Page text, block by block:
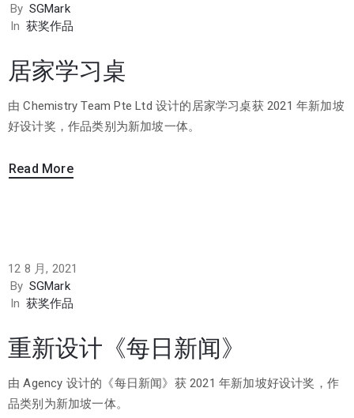
By SGMark
In 获奖作品
居家学习桌
由 Chemistry Team Pte Ltd 设计的居家学习桌获 2021 年新加坡
好设计奖，作品类别为新加坡一体。
Read More
12 8 月, 2021
By SGMark
In 获奖作品
重新设计《每日新闻》
由 Agency 设计的《每日新闻》获 2021 年新加坡好设计奖，作
品类别为新加坡一体。